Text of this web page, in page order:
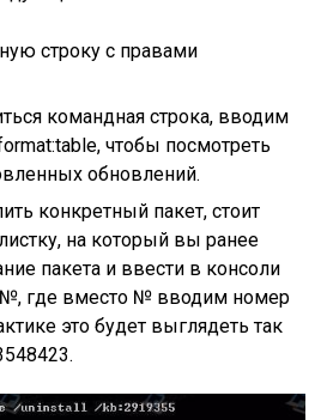
строку с правами
командная строка, вводим
чтобы посмотреть
обновлений.
конкретный пакет, стоит
на который вы ранее
пакета и ввести в консоли
где вместо № вводим номер
это будет выглядеть так